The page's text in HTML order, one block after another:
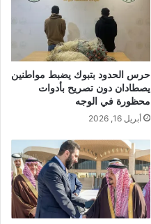
حرس الحدود بتبوك يضبط مواطنين
يصطادان دون تصريح بأدوات
محظورة في الوجه
أبريل 16, 2026